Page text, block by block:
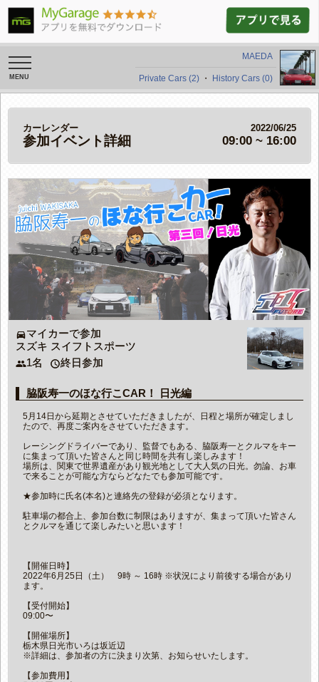
toggle
navigation
MAEDA
Private Cars (2) ・ History Cars (0)
カーレンダー 2022/06/25
参加イベント詳細 09:00 ~ 16:00
directions_carマイカーで参加
スズキ スイフトスポーツ
people1名 access_time終日参加
脇阪寿一のほな行こCAR！ 日光編
5月14日から延期とさせていただきましたが、日程と場所が確定しまし
たので、再度ご案内をさせていただきます。
レーシングドライバーであり、監督でもある、脇阪寿一とクルマをキー
に集まって頂いた皆さんと同じ時間を共有し楽しみます！
場所は、関東で世界遺産があり観光地として大人気の日光。勿論、お車
で来ることが可能な方ならどなたでも参加可能です。
★参加時に氏名(本名)と連絡先の登録が必須となります。
駐車場の都合上、参加台数に制限はありますが、集まって頂いた皆さん
とクルマを通じて楽しみたいと思います！
【開催日時】
2022年6月25日（土） 9時 ～ 16時 ※状況により前後する場合があり
ます。
【受付開始】
09:00〜
【開催場所】
栃木県日光市いろは坂近辺
※詳細は、参加者の方に決まり次第、お知らせいたします。
【参加費用】